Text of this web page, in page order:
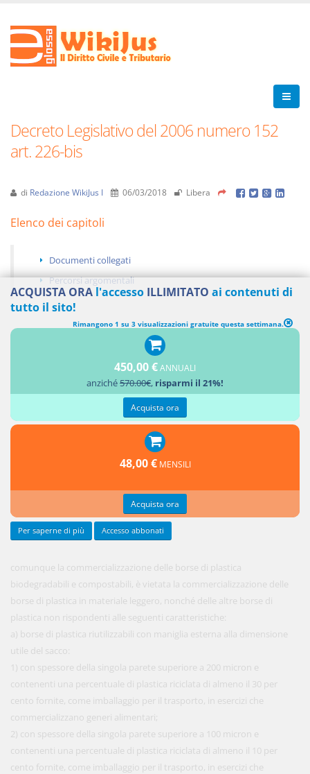
Decreto Legislativo del 2006 numero 152
art. 226-bis
di Redazione WikiJus I 06/03/2018 Libera
Elenco dei capitoli
Documenti collegati
Percorsi argomentali
DIVIETI DI COMMERCIALIZZAZIONE DELLE BORSE DI PLASTICA
comunque la commercializzazione delle borse di plastica
biodegradabili e compostabili, è vietata la commercializzazione delle
borse di plastica in materiale leggero, nonché delle altre borse di
plastica non rispondenti alle seguenti caratteristiche:
a) borse di plastica riutilizzabili con maniglia esterna alla dimensione
utile del sacco:
1) con spessore della singola parete superiore a 200 micron e
contenenti una percentuale di plastica riciclata di almeno il 30 per
cento fornite, come imballaggio per il trasporto, in esercizi che
commercializzano generi alimentari;
2) con spessore della singola parete superiore a 100 micron e
contenenti una percentuale di plastica riciclata di almeno il 10 per
cento fornite, come imballaggio per il trasporto, in esercizi che
ACQUISTA ORA l'accesso ILLIMITATO ai contenuti di
tutto il sito!
Rimangono 1 su 3 visualizzazioni gratuite questa settimana.
450,00 €ANNUALI
anziché570.00€, risparmi il 21%!
Acquista ora
48,00 € MENSILI
Acquista ora
Per saperne di più Accesso abbonati